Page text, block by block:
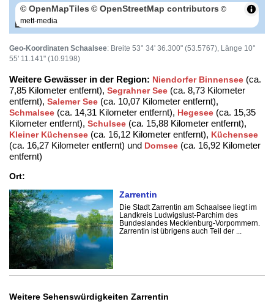
100 m
© OpenMapTiles © OpenStreetMap contributors ©
mett-media
Geo-Koordinaten Schaalsee: Breite 53° 34' 36.300" (53.5767), Länge 10°
55' 11.141" (10.9198)
Weitere Gewässer in der Region: Niendorfer Binnensee (ca.
7,85 Kilometer entfernt), Segrahner See (ca. 8,73 Kilometer
entfernt), Salemer See (ca. 10,07 Kilometer entfernt),
Schmalsee (ca. 14,31 Kilometer entfernt), Hegesee (ca. 15,35
Kilometer entfernt), Schulsee (ca. 15,88 Kilometer entfernt),
Kleiner Küchensee (ca. 16,12 Kilometer entfernt), Küchensee
(ca. 16,27 Kilometer entfernt) und Domsee (ca. 16,92 Kilometer
entfernt)
Ort:
Zarrentin
Die Stadt Zarrentin am Schaalsee liegt im
Landkreis Ludwigslust-Parchim des
Bundeslandes Mecklenburg-Vorpommern.
Zarrentin ist übrigens auch Teil der ...
Weitere Sehenswürdigkeiten Zarrentin